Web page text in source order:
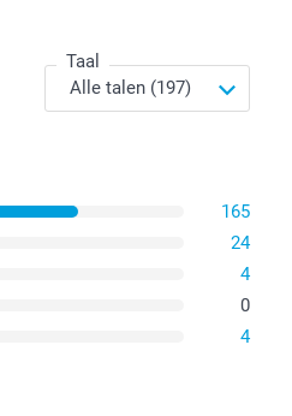
Taal
165
24
4
0
4